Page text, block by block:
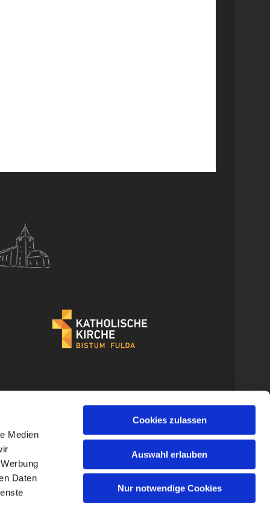
Medien
Daten
Cookies zulassen
Auswahl erlauben
Nur notwendige Cookies